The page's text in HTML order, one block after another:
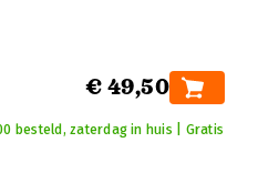
€ 49,50
besteld, zaterdag in huis | Gratis